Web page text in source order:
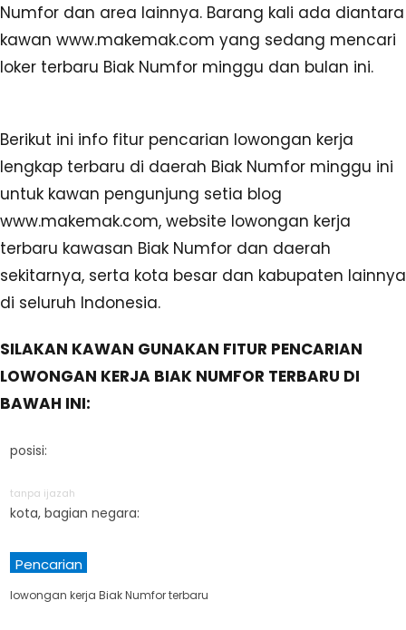
Numfor dan area lainnya. Barang kali ada diantara
kawan www.makemak.com yang sedang mencari
loker terbaru Biak Numfor minggu dan bulan ini.
Berikut ini info fitur pencarian lowongan kerja
lengkap terbaru di daerah Biak Numfor minggu ini
untuk kawan pengunjung setia blog
www.makemak.com, website lowongan kerja
terbaru kawasan Biak Numfor dan daerah
sekitarnya, serta kota besar dan kabupaten lainnya
di seluruh Indonesia.
SILAKAN KAWAN GUNAKAN FITUR PENCARIAN
LOWONGAN KERJA BIAK NUMFOR TERBARU DI
BAWAH INI:
posisi:
tanpa ijazah
kota, bagian negara:
Pencarian
lowongan kerja Biak Numfor terbaru